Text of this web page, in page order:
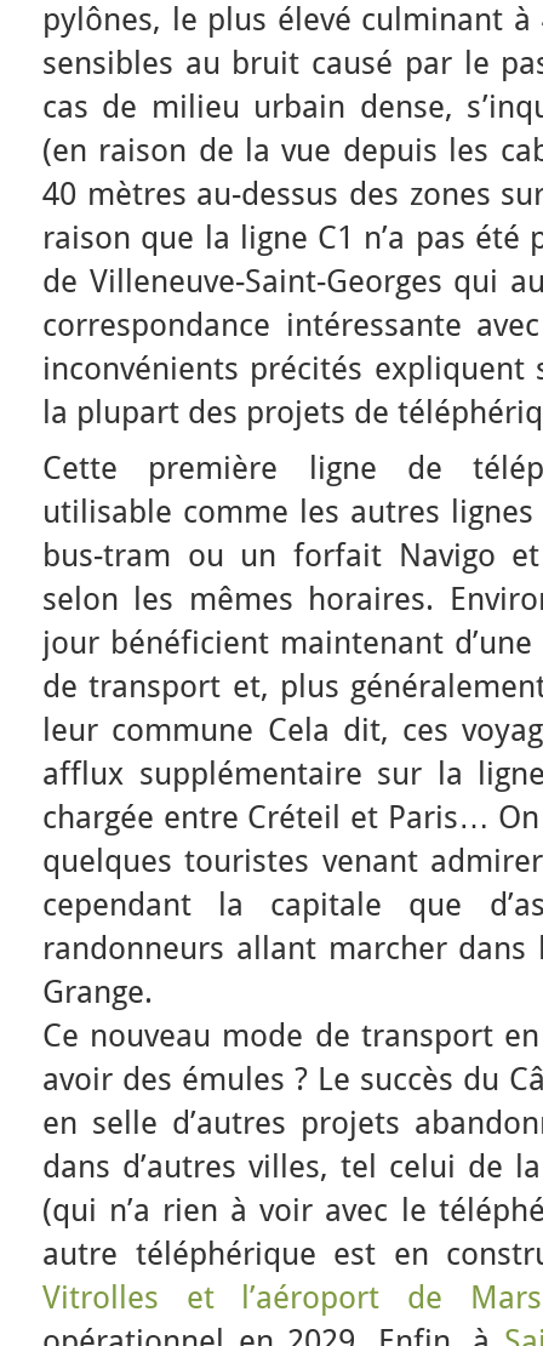
pylônes, le plus élevé culminant
sensibles au bruit causé par le
cas de milieu urbain dense,
(en raison de la vue depuis les
40 mètres au-dessus des zones
raison que la ligne C1 n’a pas été
de Villeneuve-Saint-Georges qui
correspondance intéressante
inconvénients précités expliquent
la plupart des projets de
Cette première ligne de
utilisable comme les autres
bus-tram ou un forfait Navigo
selon les mêmes horaires.
jour bénéficient maintenant
de transport et, plus
leur commune Cela dit, ces
afflux supplémentaire sur la
chargée entre Créteil et Paris…
quelques touristes venant
cependant la capitale que
randonneurs allant marcher
Grange.
Ce nouveau mode de transport
avoir des émules ? Le succès du
en selle d’autres projets
dans d’autres villes, tel celui de
(qui n’a rien à voir avec le
autre téléphérique est en
Vitrolles et l’aéroport de